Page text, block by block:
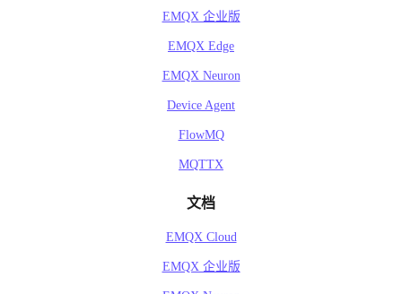
EMQX 企业版
EMQX Edge
EMQX Neuron
Device Agent
FlowMQ
MQTTX
文档
EMQX Cloud
EMQX 企业版